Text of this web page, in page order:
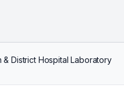
& District Hospital Laboratory